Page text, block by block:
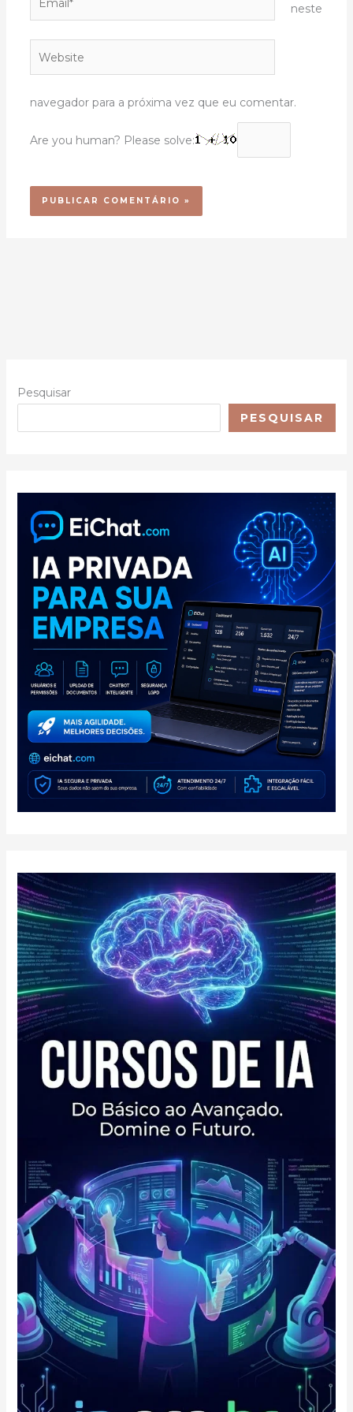
neste
navegador para a próxima vez que eu comentar.
Are you human? Please solve:
Pesquisar
PESQUISAR